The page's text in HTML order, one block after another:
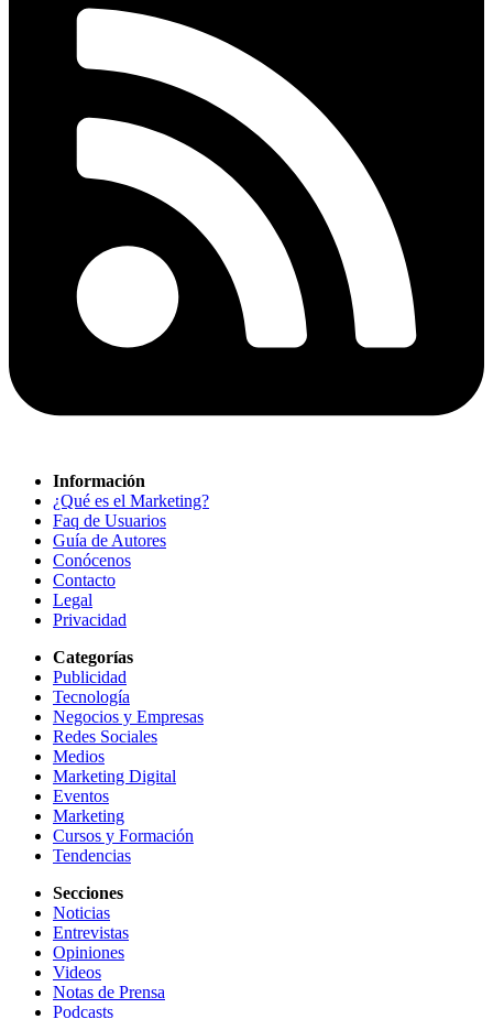
Información
¿Qué es el Marketing?
Faq de Usuarios
Guía de Autores
Conócenos
Contacto
Legal
Privacidad
Categorías
Publicidad
Tecnología
Negocios y Empresas
Redes Sociales
Medios
Marketing Digital
Eventos
Marketing
Cursos y Formación
Tendencias
Secciones
Noticias
Entrevistas
Opiniones
Videos
Notas de Prensa
Podcasts